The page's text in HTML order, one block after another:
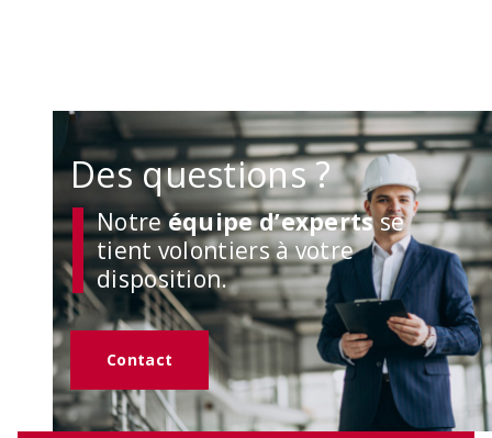
ACILIST
Etablir de manière simple et rapide des listes de
commande de Technique d’armature
Des questions ?
Notreéquipe d’expertsse
tient volontiers à votre
disposition.
Contact